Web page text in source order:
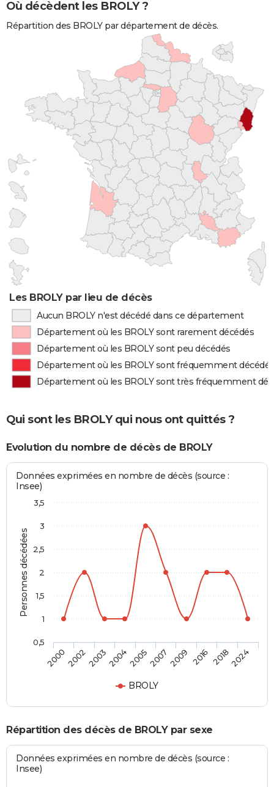
Où décèdent les BROLY ?
Répartition des BROLY par département de décès.
Les BROLY par lieu de décès
Aucun BROLY n'est décédé dans ce département
Département où les BROLY sont rarement décédés
Département où les BROLY sont peu décédés
Département où les BROLY sont fréquemment décédés
Département où les BROLY sont très fréquemment
Qui sont les BROLY qui nous ont quittés ?
Evolution du nombre de décès de BROLY
Personnes décédées
Données exprimées en nombre de décès (source :
Insee)
BROLY
2000200220032004200520072009 2016 20182024
0,5
1
1,5
2
2,5
3
3,5
Répartition des décès de BROLY par sexe
Données exprimées en nombre de décès (source :
Insee)